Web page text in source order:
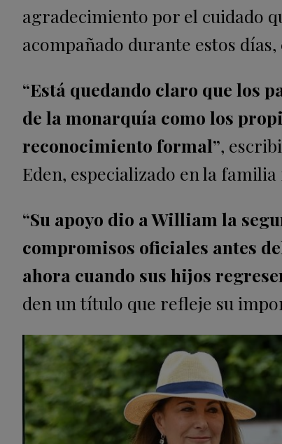
agradecimiento por el cuidado
acompañado durante estos
“Está quedando claro que los
de la monarquía como los
reconocimiento formal”,
Eden, especializado en la familia
“Su apoyo dio a William la
compromisos oficiales antes
ahora cuando sus hijos
den un título que refleje su